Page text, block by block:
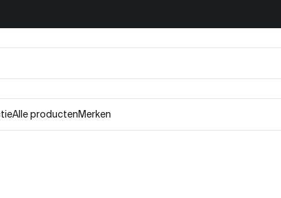
Alle productenMerken